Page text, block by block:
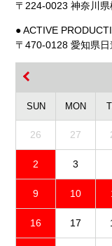
〒224-0023 神奈川
● ACTIVE
〒470-0128 愛知県
SUN MON
26 27
2 3
9 10
16 17